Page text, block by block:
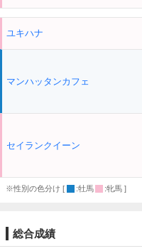
ユキハナ
マンハッタンカフェ
セイランクイーン
※性別の色分け [ :牡馬 :牝馬 ]
総合成績